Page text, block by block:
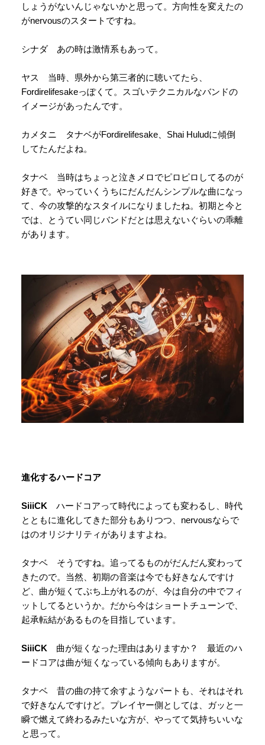
しょうがないんじゃないかと思って。方向性を変えたの
がnervousのスタートですね。
シナダ あの時は激情系もあって。
ヤス 当時、県外から第三者的に聴いてたら、
Fordirelifesakeっぽくて。スゴいテクニカルなバンドの
イメージがあったんです。
カメタニ タナベがFordirelifesake、Shai Huludに傾倒
してたんだよね。
タナベ 当時はちょっと泣きメロでピロピロしてるのが
好きで。やっていくうちにだんだんシンプルな曲になっ
て、今の攻撃的なスタイルになりましたね。初期と今と
では、とうてい同じバンドだとは思えないぐらいの乖離
があります。
進化するハードコア
SiiiCK ハードコアって時代によっても変わるし、時代
とともに進化してきた部分もありつつ、nervousならで
はのオリジナリティがありますよね。
タナベ そうですね。追ってるものがだんだん変わって
きたので。当然、初期の音楽は今でも好きなんですけ
ど、曲が短くてぶち上がれるのが、今は自分の中でフィ
ットしてるというか。だから今はショートチューンで、
起承転結があるものを目指しています。
SiiiCK 曲が短くなった理由はありますか？ 最近のハ
ードコアは曲が短くなっている傾向もありますが。
タナベ 昔の曲の持て余すようなパートも、それはそれ
で好きなんですけど。プレイヤー側としては、ガッと一
瞬で燃えて終わるみたいな方が、やってて気持ちいいな
と思って。